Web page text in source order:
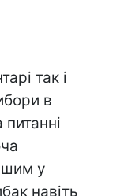
так і
в
питанні
у
навіть